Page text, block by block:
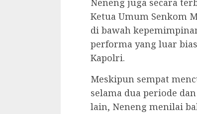
Ketua Umum Senkom
di bawah
performa yang luar
Kapolri.
Meskipun sempat
selama dua periode
lain, Neneng menilai